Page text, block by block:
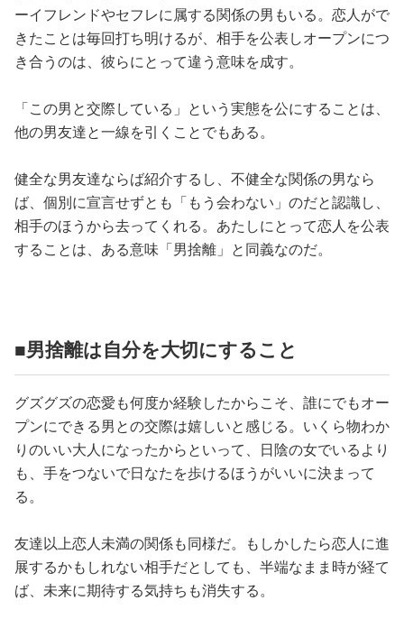
ーイフレンドやセフレに属する関係の男もいる。恋人がで
きたことは毎回打ち明けるが、相手を公表しオープンにつ
き合うのは、彼らにとって違う意味を成す。
「この男と交際している」という実態を公にすることは、
他の男友達と一線を引くことでもある。
健全な男友達ならば紹介するし、不健全な関係の男なら
ば、個別に宣言せずとも「もう会わない」のだと認識し、
相手のほうから去ってくれる。あたしにとって恋人を公表
することは、ある意味「男捨離」と同義なのだ。
■男捨離は自分を大切にすること
グズグズの恋愛も何度か経験したからこそ、誰にでもオー
プンにできる男との交際は嬉しいと感じる。いくら物わか
りのいい大人になったからといって、日陰の女でいるより
も、手をつないで日なたを歩けるほうがいいに決まって
る。
友達以上恋人未満の関係も同様だ。もしかしたら恋人に進
展するかもしれない相手だとしても、半端なまま時が経て
ば、未来に期待する気持ちも消失する。